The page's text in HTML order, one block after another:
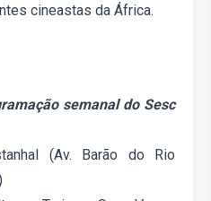
cineastas da África.
semanal do Sesc
(Av. Barão do Rio